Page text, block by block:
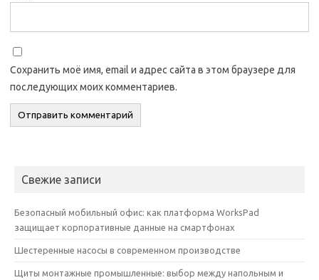
Сохранить моё имя, email и адрес сайта в этом браузере для
последующих моих комментариев.
Свежие записи
Безопасный мобильный офис: как платформа WorksPad
защищает корпоративные данные на смартфонах
Шестеренные насосы в современном производстве
Щиты монтажные промышленные: выбор между напольным и